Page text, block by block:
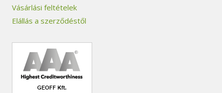
Vásárlási feltételek
Elállás a szerződéstől